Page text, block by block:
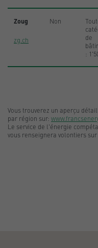
Zoug
zg.ch
Non
de
:
Vous trouverez un aperçu
par région sur:
Le service de l'énergie
vous renseignera volontiers